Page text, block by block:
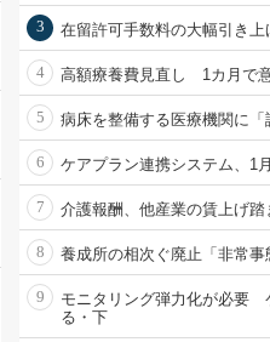
3 在留許可手数料の大幅引き上
4 高額療養費見直し 1カ月で
5 病床を整備する医療機関に「
6 ケアプラン連携システム、1
7 介護報酬、他産業の賃上げ
8 養成所の相次ぐ廃止「非常事
9
モニタリング弾力化が必要
る・下